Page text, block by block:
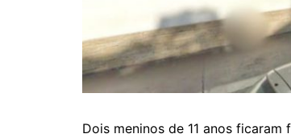
Dois meninos de 11 anos